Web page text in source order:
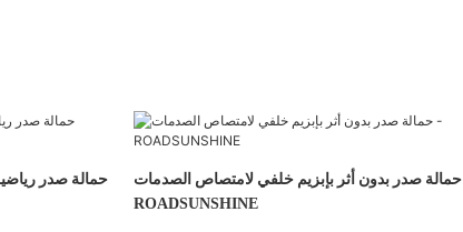
حمالة صدر
حمالة صدر بدون أثر بإبزيم خلفي لامتصاص الصدمات -
ROADSUNSHINE